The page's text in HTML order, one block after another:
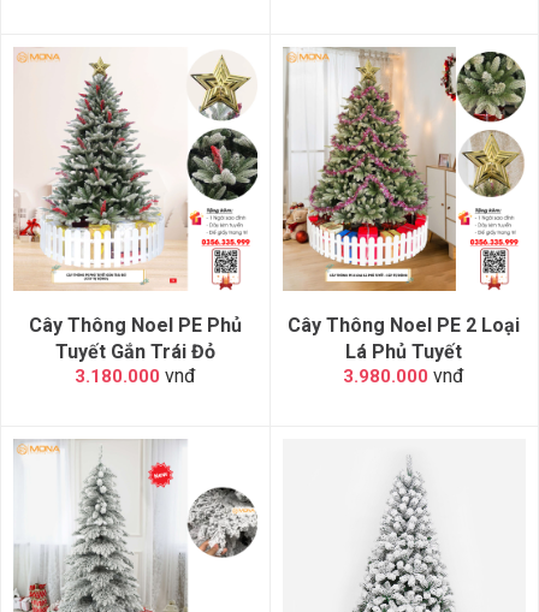
Cây Thông Noel PE Phủ
Tuyết Gắn Trái Đỏ
3.180.000 vnđ
Cây Thông Noel PE 2 Loại
Lá Phủ Tuyết
3.980.000 vnđ